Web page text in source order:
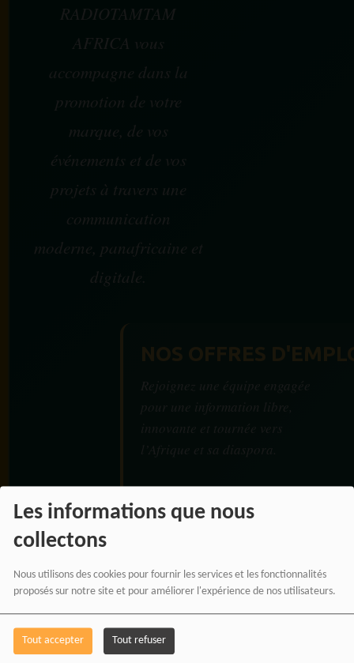
Les informations que nous
collectons
Nous utilisons des cookies pour fournir les services et les fonctionnalités
proposés sur notre site et pour améliorer l'expérience de nos utilisateurs.
Tout accepter Tout refuser
RADIOTAMTAM
AFRICA vous
accompagne dans la
promotion de votre
marque, de vos
événements et de vos
projets à travers une
communication
moderne, panafricaine et
digitale.
AFRICA — LA PAROLE
EST UNE FORCE